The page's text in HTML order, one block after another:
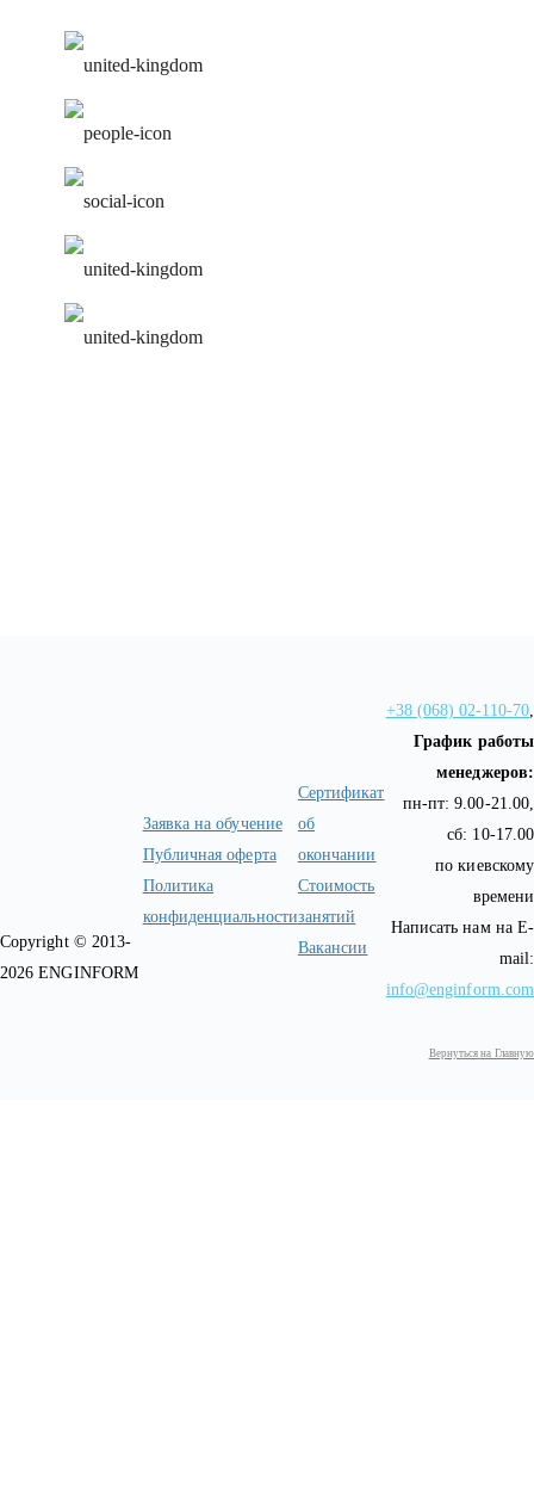
Copyright © 2013-
2026 ENGINFORM
Заявка на обучение
Публичная оферта
Политика
конфиденциальности
Сертификат
об
окончании
Стоимость
занятий
Вакансии
+38 (068) 02-110-70,
График работы
менеджеров:
пн-пт: 9.00-21.00,
сб: 10-17.00
по киевскому
времени
Написать нам на E-
mail:
info@enginform.com
Вернуться на Главную